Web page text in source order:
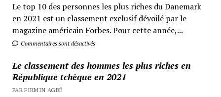
Le top 10 des personnes les plus riches du Danemark
en 2021 est un classement exclusif dévoilé par le
magazine américain Forbes. Pour cette année,...
Commentaires sont désactivés
Le classement des hommes les plus riches en
République tchèque en 2021
PAR FIRMIN AGBÉ